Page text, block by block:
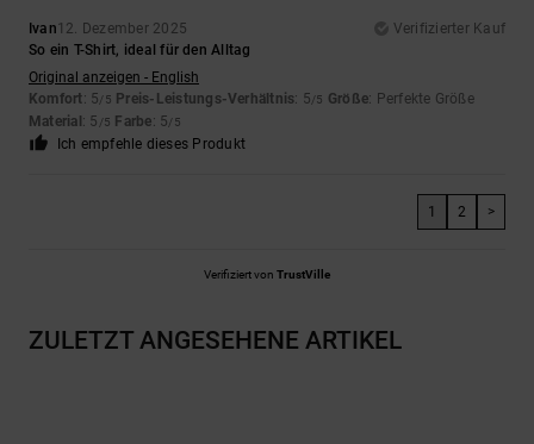
Ivan12. Dezember 2025
Verifizierter Kauf
So ein T-Shirt, ideal für den Alltag
Original anzeigen - English
Komfort: 5/5 Preis-Leistungs-Verhältnis: 5/5 Größe: Perfekte Größe
Material : 5 /5 Farbe: 5/5
Ich empfehle dieses Produkt
1 2 >
Verifiziert von TrustVille
ZULETZT ANGESEHENE ARTIKEL